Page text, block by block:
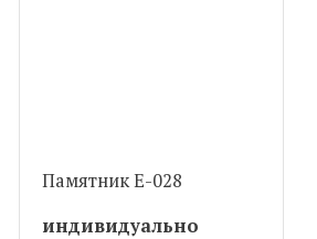
Памятник Е-028
индивидуально